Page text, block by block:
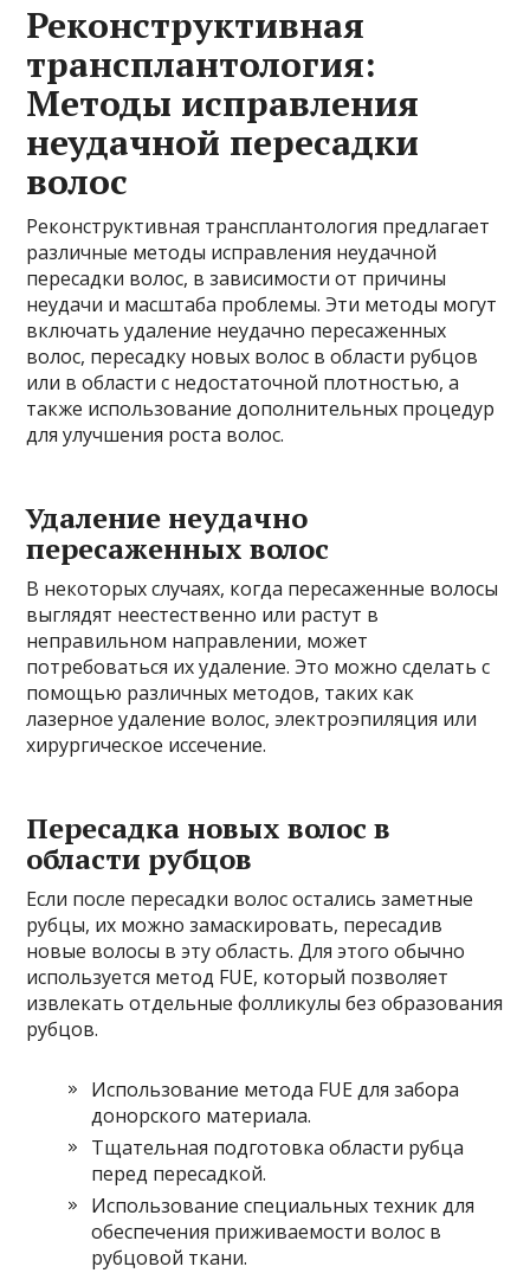
Реконструктивная
трансплантология:
Методы исправления
неудачной пересадки
волос
Реконструктивная трансплантология предлагает
различные методы исправления неудачной
пересадки волос, в зависимости от причины
неудачи и масштаба проблемы. Эти методы могут
включать удаление неудачно пересаженных
волос, пересадку новых волос в области рубцов
или в области с недостаточной плотностью, а
также использование дополнительных процедур
для улучшения роста волос.
Удаление неудачно
пересаженных волос
В некоторых случаях, когда пересаженные волосы
выглядят неестественно или растут в
неправильном направлении, может
потребоваться их удаление. Это можно сделать с
помощью различных методов, таких как
лазерное удаление волос, электроэпиляция или
хирургическое иссечение.
Пересадка новых волос в
области рубцов
Если после пересадки волос остались заметные
рубцы, их можно замаскировать, пересадив
новые волосы в эту область. Для этого обычно
используется метод FUE, который позволяет
извлекать отдельные фолликулы без образования
рубцов.
Использование метода FUE для забора
донорского материала.
Тщательная подготовка области рубца
перед пересадкой.
Использование специальных техник для
обеспечения приживаемости волос в
рубцовой ткани.